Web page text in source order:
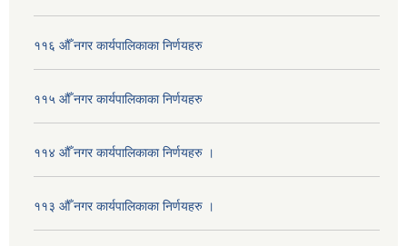
११६ औँ नगर कार्यपालिकाका निर्णयहरु
११५ औँ नगर कार्यपालिकाका निर्णयहरु
११४ औँ नगर कार्यपालिकाका निर्णयहरु ।
११३ औँ नगर कार्यपालिकाका निर्णयहरु ।